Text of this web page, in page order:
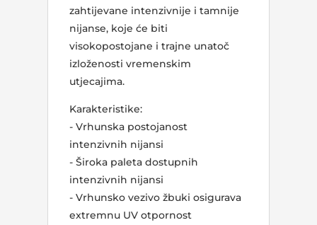
zahtijevane intenzivnije i tamnije
nijanse, koje će biti
visokopostojane i trajne unatoč
izloženosti vremenskim
utjecajima.
Karakteristike:
- Vrhunska postojanost
intenzivnih nijansi
- Široka paleta dostupnih
intenzivnih nijansi
- Vrhunsko vezivo žbuki osigurava
extremnu UV otpornost